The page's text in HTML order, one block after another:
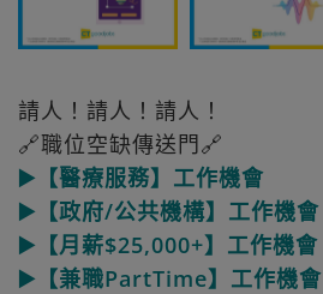
請人！請人！請人！
🔗職位空缺傳送門🔗
▶️【醫療服務】工作機會
▶️【政府/公共機構】工作機會
▶️【月薪$25,000+】工作機會
▶️【兼職PartTime】工作機會